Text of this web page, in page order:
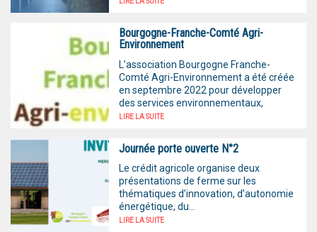
Bourgogne-Franche-Comté Agri-
Environnement
L’association Bourgogne Franche-
Comté Agri-Environnement a été créée
en septembre 2022 pour développer
des services environnementaux,
LIRE LA SUITE
Journée porte ouverte N°2
Le crédit agricole organise deux
présentations de ferme sur les
thématiques d’innovation, d’autonomie
énergétique, du...
LIRE LA SUITE